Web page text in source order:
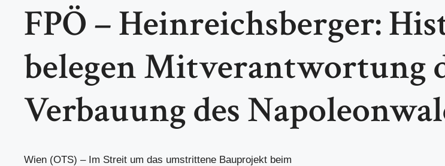
FPÖ – Heinreichsberger:
belegen Mitverantwortung
Verbauung des
Wien (OTS) – Im Streit um das umstrittene Bauprojekt beim